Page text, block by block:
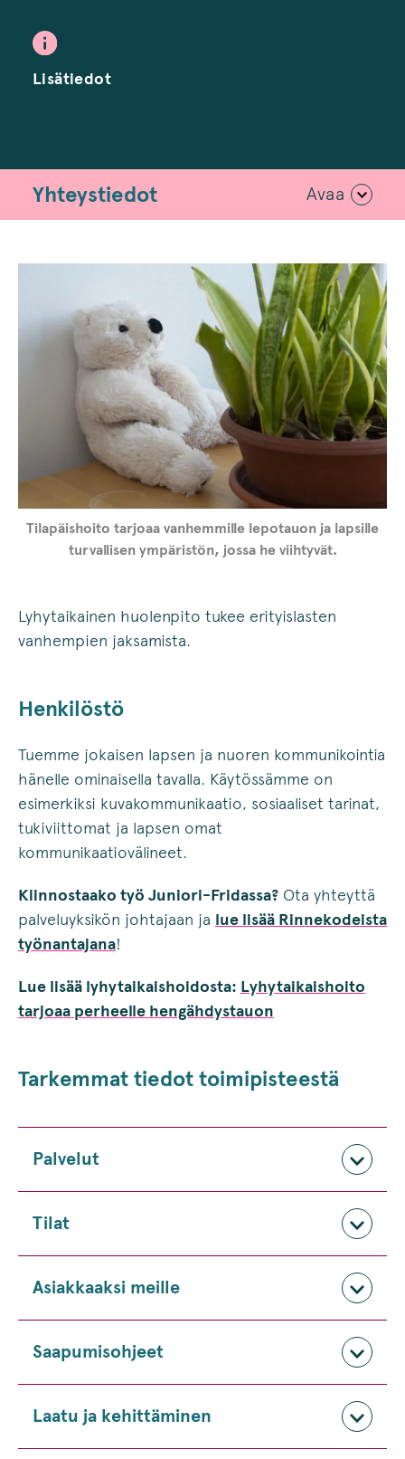
Lisätiedot
Yhteystiedot Avaa
Tilapäishoito tarjoaa vanhemmille lepotauon ja lapsille
turvallisen ympäristön, jossa he viihtyvät.
Lyhytaikainen huolenpito tukee erityislasten
vanhempien jaksamista.
Henkilöstö
Tuemme jokaisen lapsen ja nuoren kommunikointia
hänelle ominaisella tavalla. Käytössämme on
esimerkiksi kuvakommunikaatio, sosiaaliset tarinat,
tukiviittomat ja lapsen omat
kommunikaatiovälineet.
Kiinnostaako työ Juniori-Fridassa? Ota yhteyttä
palveluyksikön johtajaan ja lue lisää Rinnekodeista
työnantajana!
Lue lisää lyhytaikaishoidosta: Lyhytaikaishoito
tarjoaa perheelle hengähdystauon
Tarkemmat tiedot toimipisteestä
Palvelut
Tilat
Asiakkaaksi meille
Saapumisohjeet
Laatu ja kehittäminen